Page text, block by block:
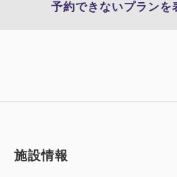
予約できないプランを
施設情報